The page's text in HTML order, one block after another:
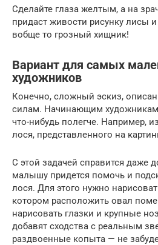
Сделайте глаза желтым, а на
придаст живости рисунку лисы
вобще то грозный хищник!
Вариант для самых
художников
Конечно, сложный эскиз,
силам. Начинающим художникам
что-нибудь полегче. Например,
лося, представленного на
С этой задачей справится даже
малышу придется помочь и
лося. Для этого нужно
котором расположить овал
нарисовать глазки и крупные
добавят сходства с реальным
раздвоенные копыта — не